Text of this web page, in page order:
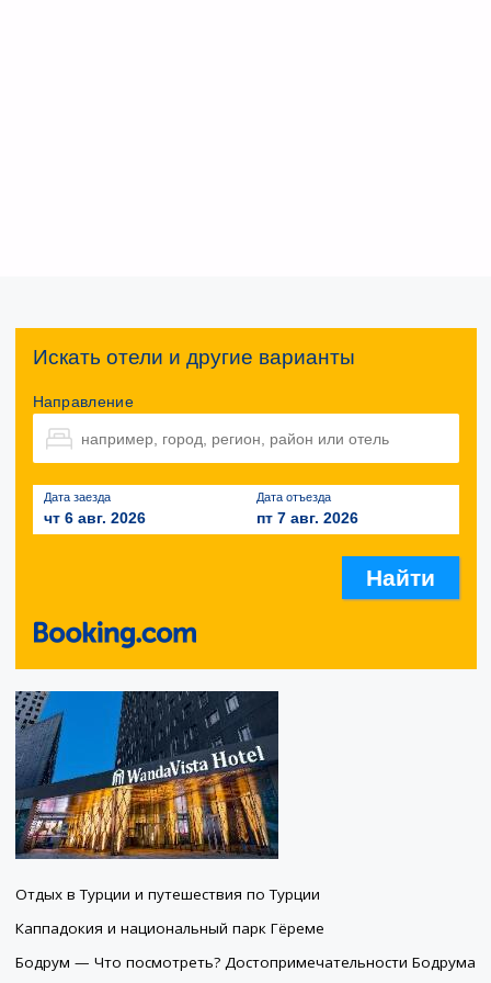
Искать отели и другие варианты
Направление
Дата заезда
чт 6 авг. 2026
Дата отъезда
пт 7 авг. 2026
Отдых в Турции и путешествия по Турции
Каппадокия и национальный парк Гёреме
Бодрум — Что посмотреть? Достопримечательности Бодрума